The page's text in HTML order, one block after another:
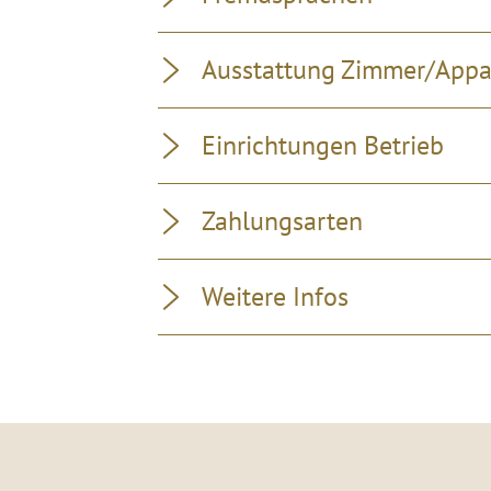
Ausstattung Zimmer/
Einrichtungen Betrieb
Zahlungsarten
Weitere Infos